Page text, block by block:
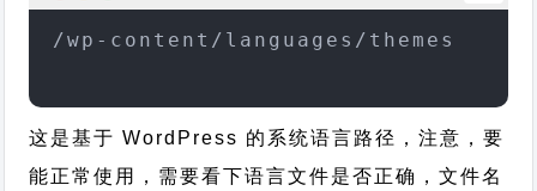
/wp-content/languages/themes
这是基于 WordPress 的系统语言路径，注意，要
能正常使用，需要看下语言文件是否正确，文件名